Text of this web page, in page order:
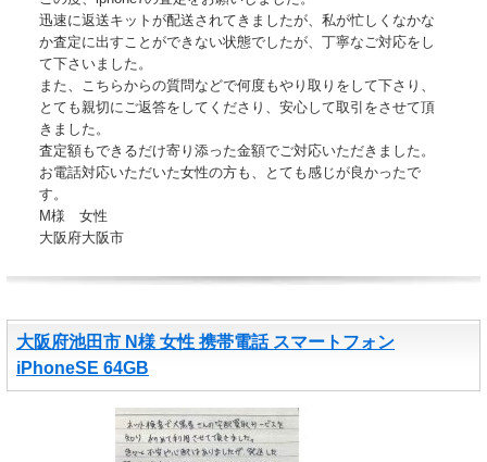
迅速に返送キットが配送されてきましたが、私が忙しくなかな
か査定に出すことができない状態でしたが、丁寧なご対応をし
て下さいました。
また、こちらからの質問などで何度もやり取りをして下さり、
とても親切にご返答をしてくださり、安心して取引をさせて頂
きました。
査定額もできるだけ寄り添った金額でご対応いただきました。
お電話対応いただいた女性の方も、とても感じが良かったで
す。
M様 女性
大阪府大阪市
大阪府池田市 N様 女性 携帯電話 スマートフォン
iPhoneSE 64GB